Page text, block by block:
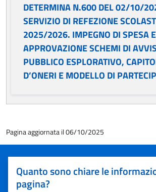
DETERMINA N.600 DEL 02/10/
SERVIZIO DI REFEZIONE
2025/2026. IMPEGNO DI SPESA
APPROVAZIONE SCHEMI DI
PUBBLICO ESPLORATIVO,
D’ONERI E MODELLO DI
Pagina aggiornata il 06/10/2025
Quanto sono chiare le
pagina?